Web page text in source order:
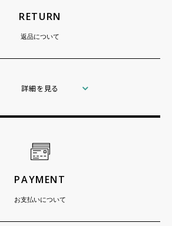
RETURN
返品について
詳細を見る
PAYMENT
お支払いについて